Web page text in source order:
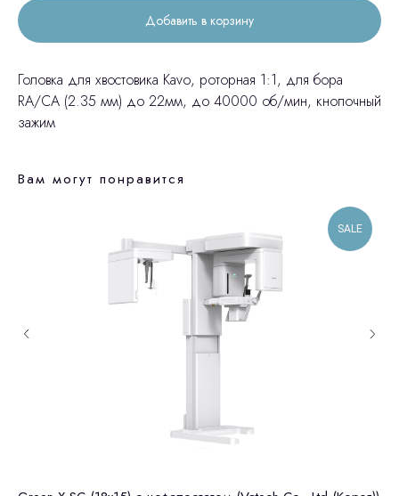
Добавить в корзину
Головка для хвостовика Kavo, роторная 1:1, для бора
RA/CA (2.35 мм) до 22мм, до 40000 об/мин, кнопочный
зажим
Вам могут понравится
SALE